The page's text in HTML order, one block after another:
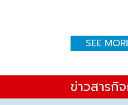
SEE
ข่าวสารกิ